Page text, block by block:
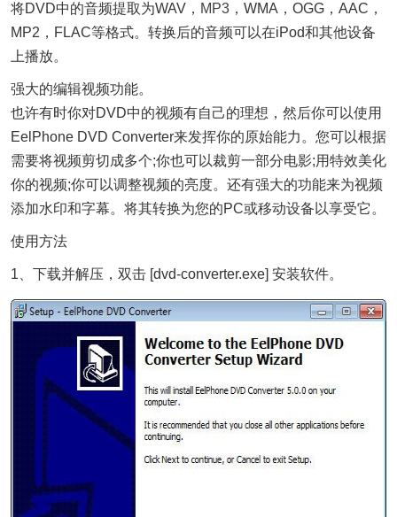
将DVD中的音频提取为WAV， MP3 ，WMA，OGG，AAC，
MP2，FLAC等格式。转换后的音频可以在iPod和其他设备
上播放。
强大的编辑视频功能。
也许有时你对DVD中的视频有自己的理想，然后你可以使用
EelPhone DVD Converter来发挥你的原始能力。您可以根据
需要将视频剪切成多个;你也可以裁剪一部分电影;用特效美化
你的视频;你可以调整视频的亮度。还有强大的功能来为视频
添加水印和字幕。将其转换为您的PC或移动设备以享受它。
使用方法
1、下载并解压，双击 [dvd-converter.exe] 安装软件。